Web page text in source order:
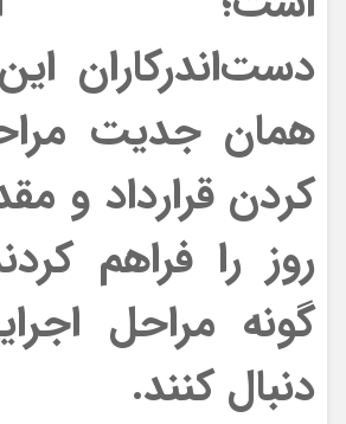
دست‌اندرکاران
همان جدیت
کردن قرارداد و
روز را فراهم
گونه مراحل
دنبال کنند.